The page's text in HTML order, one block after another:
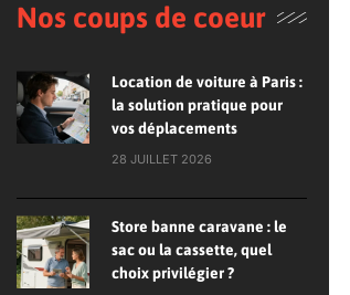
Nos coups de coeur
Location de voiture à Paris :
la solution pratique pour
vos déplacements
28 JUILLET 2026
Store banne caravane : le
sac ou la cassette, quel
choix privilégier ?